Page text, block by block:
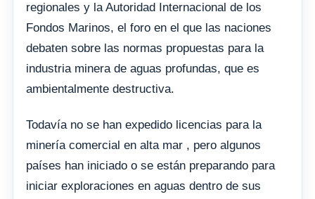
regionales y la Autoridad Internacional de los
Fondos Marinos, el foro en el que las naciones
debaten sobre las normas propuestas para la
industria minera de aguas profundas, que es
ambientalmente destructiva.
Todavía no se han expedido licencias para la
minería comercial en alta mar , pero algunos
países han iniciado o se están preparando para
iniciar exploraciones en aguas dentro de sus